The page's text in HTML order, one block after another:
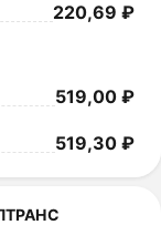
220,69 ₽
519,00 ₽
519,30 ₽